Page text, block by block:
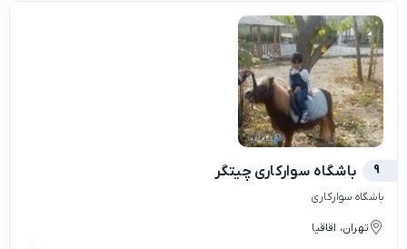
9 باشگاه سوارکاری چیتگر
باشگاه سوارکاری
تهران، اقاقیا